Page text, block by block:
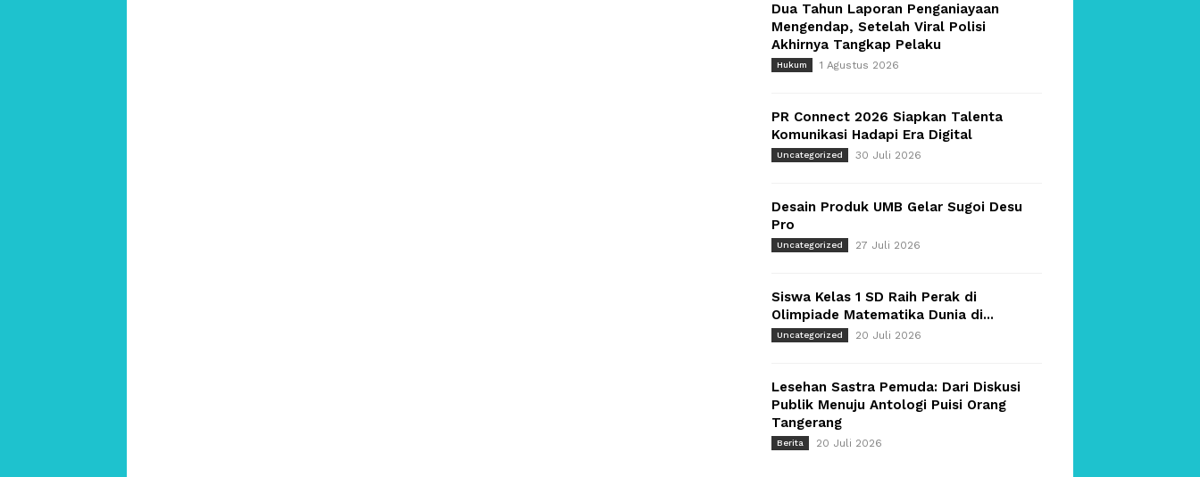
Dua Tahun Laporan Penganiayaan
Mengendap, Setelah Viral Polisi
Akhirnya Tangkap Pelaku
Hukum 1 Agustus 2026
PR Connect 2026 Siapkan Talenta
Komunikasi Hadapi Era Digital
Uncategorized 30 Juli 2026
Desain Produk UMB Gelar Sugoi Desu
Pro
Uncategorized 27 Juli 2026
Siswa Kelas 1 SD Raih Perak di
Olimpiade Matematika Dunia di...
Uncategorized 20 Juli 2026
Lesehan Sastra Pemuda: Dari Diskusi
Publik Menuju Antologi Puisi Orang
Tangerang
Berita 20 Juli 2026